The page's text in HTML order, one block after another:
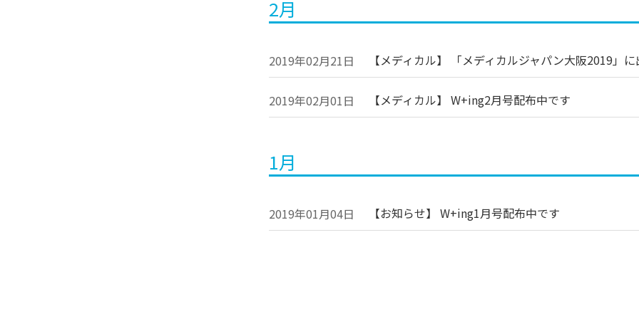
2月
2019年02月21日 【メディカル】 「メディカルジャパン大阪2019」
2019年02月01日 【メディカル】 W+ing2月号配布中です
1月
2019年01月04日 【お知らせ】 W+ing1月号配布中です